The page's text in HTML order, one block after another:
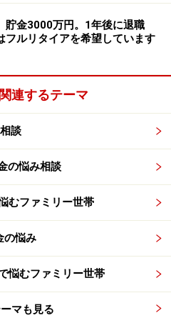
。最新の内容をご確認くださ
を目的としており、特定の金融
はありません。
ご判断はご自身の責任において
いては十分に配慮しております
ず各金融機関やサービス提供者
1 / 次のページへ
貯金3000万円。1年後に退職
フルリタイアを希望しています
連するテーマ
談
の悩み相談
むファミリー世帯
の悩み
悩むファミリー世帯
マも見る